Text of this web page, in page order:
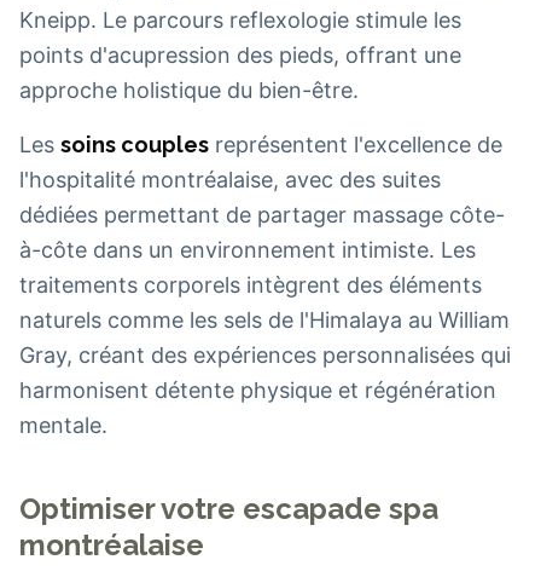
Kneipp. Le parcours reflexologie stimule les
points d'acupression des pieds, offrant une
approche holistique du bien-être.
Les soins couples représentent l'excellence de
l'hospitalité montréalaise, avec des suites
dédiées permettant de partager massage côte-
à-côte dans un environnement intimiste. Les
traitements corporels intègrent des éléments
naturels comme les sels de l'Himalaya au William
Gray, créant des expériences personnalisées qui
harmonisent détente physique et régénération
mentale.
Optimiser votre escapade spa
montréalaise